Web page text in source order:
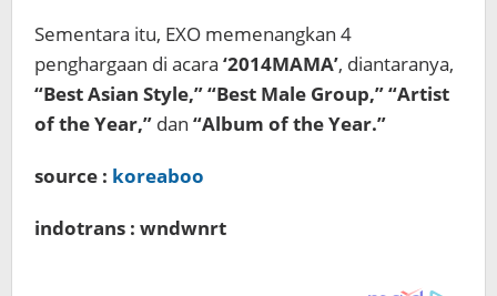
Sementara itu, EXO memenangkan 4
penghargaan di acara ‘2014MAMA’, diantaranya,
“Best Asian Style,” “Best Male Group,” “Artist
of the Year,” dan “Album of the Year.”
source : koreaboo
indotrans : wndwnrt